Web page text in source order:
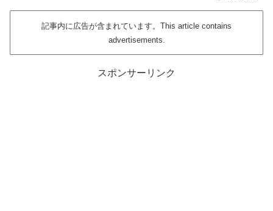
記事内に広告が含まれています。This article contains
advertisements.
スポンサーリンク